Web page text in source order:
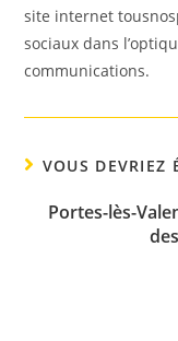
site internet
sociaux dans
communications.
VOUS DEVRIEZ
Portes-lès-